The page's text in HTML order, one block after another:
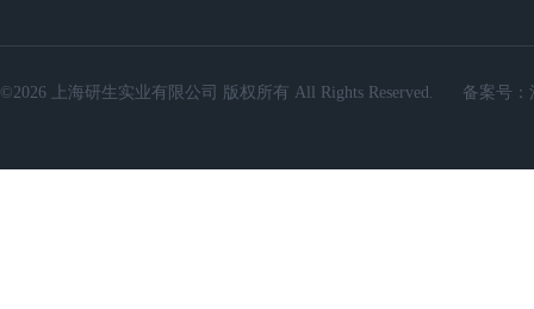
©2026 上海研生实业有限公司 版权所有 All Rights Reserved. 备案号：